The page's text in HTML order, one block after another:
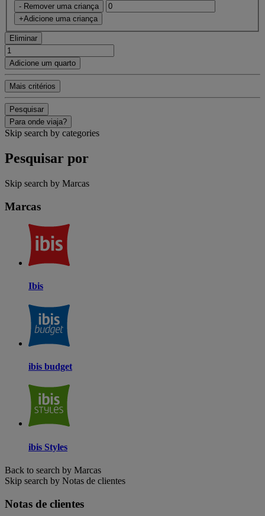
- Remover uma criança
+Adicione uma criança
Eliminar
Adicione um quarto
Mais critérios
Pesquisar
Para onde viaja?
Skip search by categories
Pesquisar por
Skip search by Marcas
Marcas
Ibis
ibis budget
ibis Styles
Back to search by Marcas
Skip search by Notas de clientes
Notas de clientes